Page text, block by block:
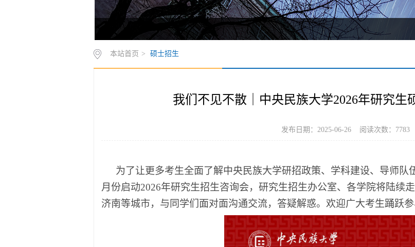
中央民族大学研究生招生网1
中央民族大学研究生招生网2
本站首页 > 硕士招生
我们不见不散｜中央民族大学2026年研究生
发布日期：2025-06-26 阅读次数： 7783
为了让更多考生全面了解中央民族大学研招政策、学科建设、导师队
月份启动2026年研究生招生咨询会，研究生招生办公室、各学院将陆续
济南等城市，与同学们面对面沟通交流，答疑解惑。欢迎广大考生踊跃